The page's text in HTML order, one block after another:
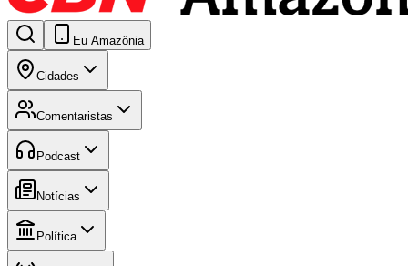
Eu Amazônia
Cidades
Comentaristas
Podcast
Notícias
Política